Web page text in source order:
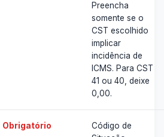
Preencha
somente se o
CST escolhido
implicar
incidência de
ICMS. Para CST
41 ou 40, deixe
0,00.
Obrigatório
Código de